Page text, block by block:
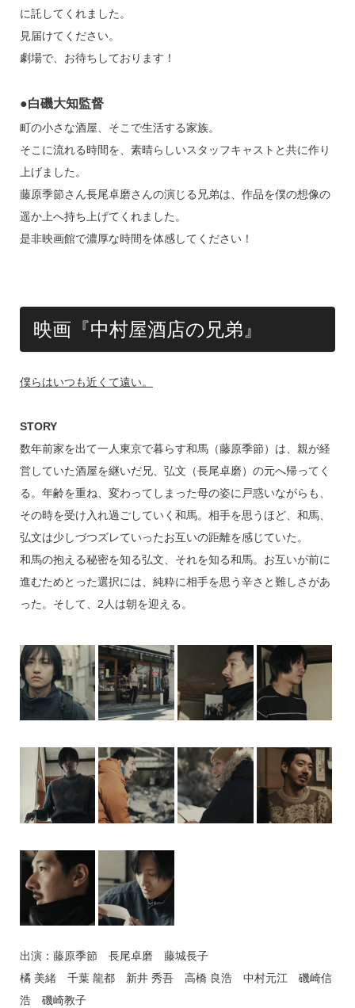
に託してくれました。
見届けてください。
劇場で、お待ちしております！
●白磯大知監督
町の小さな酒屋、そこで生活する家族。
そこに流れる時間を、素晴らしいスタッフキャストと共に作り
上げました。
藤原季節さん長尾卓磨さんの演じる兄弟は、作品を僕の想像の
遥か上へ持ち上げてくれました。
是非映画館で濃厚な時間を体感してください！
映画『中村屋酒店の兄弟』
僕らはいつも近くて遠い。
STORY
数年前家を出て一人東京で暮らす和馬（藤原季節）は、親が経
営していた酒屋を継いだ兄、弘文（長尾卓磨）の元へ帰ってく
る。年齢を重ね、変わってしまった母の姿に戸惑いながらも、
その時を受け入れ過ごしていく和馬。相手を思うほど、和馬、
弘文は少しづつズレていったお互いの距離を感じていた。
和馬の抱える秘密を知る弘文、それを知る和馬。お互いが前に
進むためとった選択には、純粋に相手を思う辛さと難しさがあ
った。そして、2人は朝を迎える。
出演：藤原季節 長尾卓磨 藤城長子
橘 美緒 千葉 龍都 新井 秀吾 高橋 良浩 中村元江 磯崎信
浩 磯崎教子